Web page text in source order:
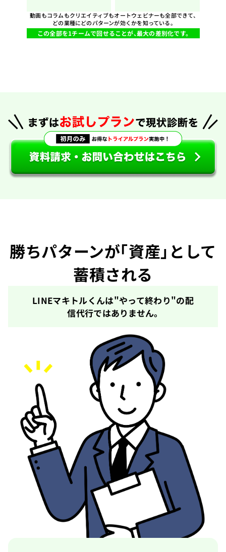
動画もコラムもクリエイティブもオートウェビナーも全部できて、
どの業種にどのパターンが効くかを知っている。
この全部を1チームで回せることが、最大の差別化です。
勝ちパターンが「資産」として
蓄積される
LINEマキトルくんは"やって終わり"の配
信代行ではありません。